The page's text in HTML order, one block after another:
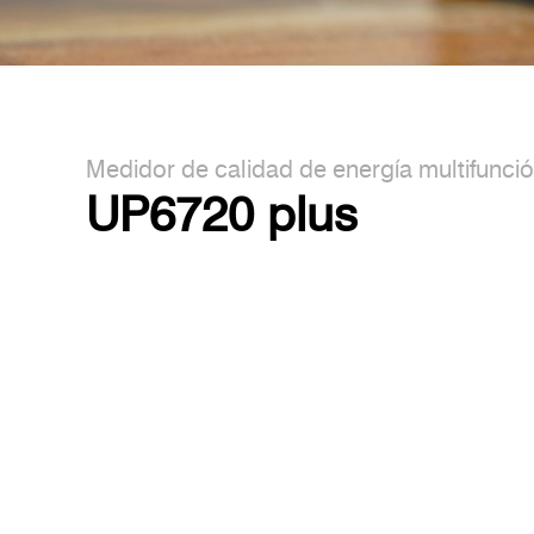
Medidor de calidad de energía
UP6720 plus